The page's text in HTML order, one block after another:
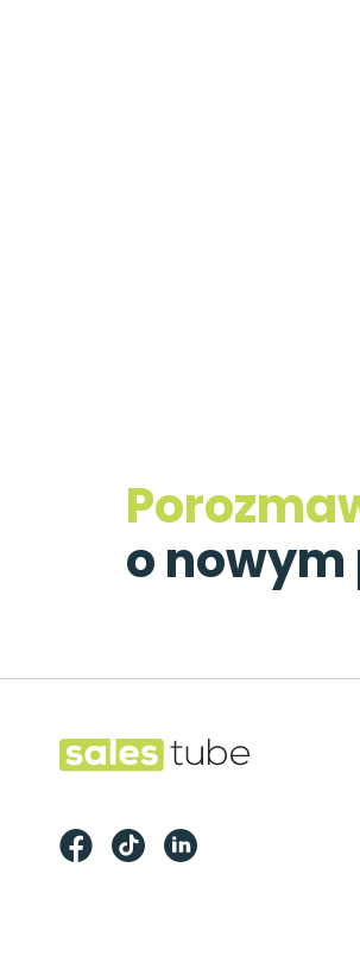
o
Footer
Salestube
Facebook
TikTok LinkedIn